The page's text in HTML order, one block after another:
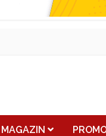
MAGAZIN